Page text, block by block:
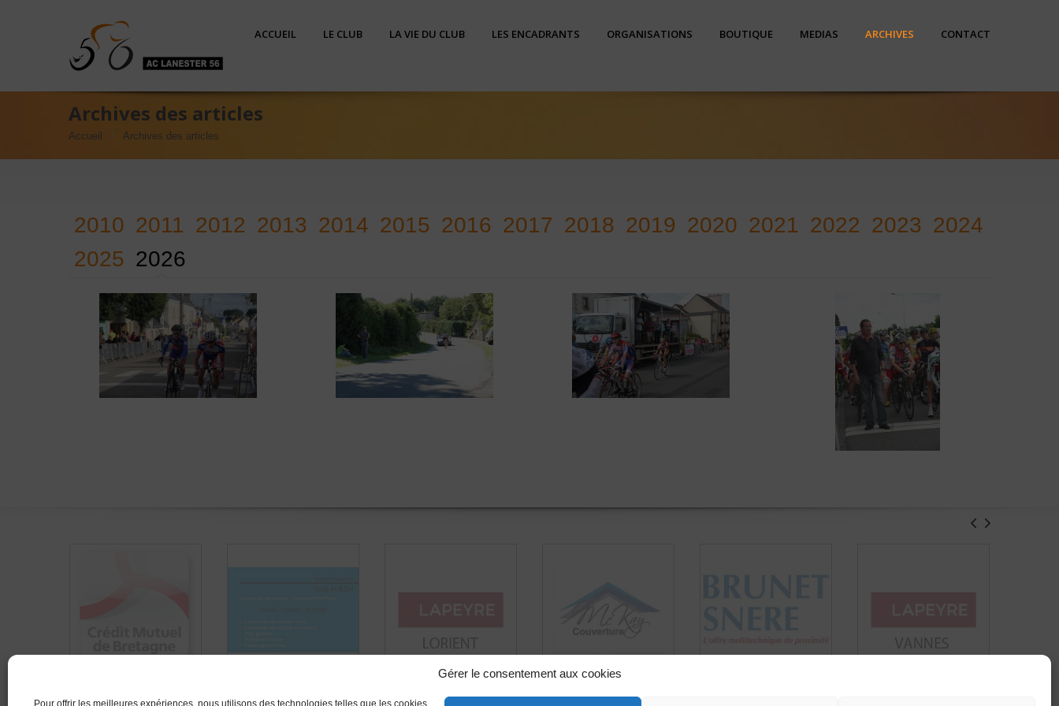
Gérer le consentement aux cookies
Pour offrir les meilleures expériences, nous utilisons des technologies telles que les cookies
ACCUEIL LE CLUB LA VIE DU CLUB LES ENCADRANTS ORGANISATIONS BOUTIQUE MEDIAS ARCHIVES CONTACT
Archives des articles
Accueil Archives des articles
2010 2011 2012 2013 2014 2015 2016 2017 2018 2019 2020 2021 2022 2023 2024
2025 2026